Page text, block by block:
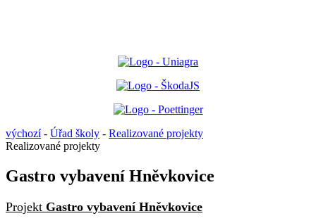
výchozí- Úřad školy - Realizované projekty
Realizované projekty
Gastro vybavení Hněvkovice
Projekt Gastro vybavení Hněvkovice